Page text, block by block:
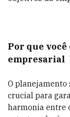
Por que você
empresarial
O planejamento
crucial para
harmonia entre